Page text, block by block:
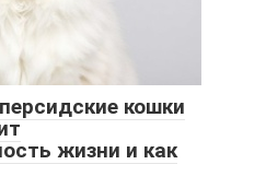
кошки
жизни и как